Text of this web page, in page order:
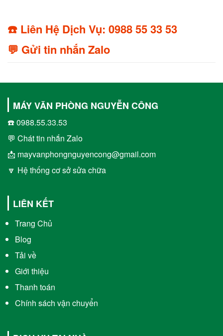
☎️ Liên Hệ Dịch Vụ: 0988 55 33 53
💬 Gửi tin nhắn Zalo
MÁY VĂN PHÒNG NGUYỄN CÔNG
☎️ 0988.55.33.53
💬 Chát tin nhắn Zalo
📩 mayvanphongnguyencong@gmail.com
🔽 Hệ thống cơ sở sửa chữa
LIÊN KẾT
Trang Chủ
Blog
Tải về
Giới thiệu
Thanh toán
Chính sách vận chuyển